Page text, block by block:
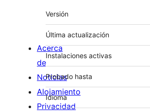
Meta
Versión
Última actualización
Instalaciones activas
Probado hasta
Idioma
Acerca
de
Noticias
Alojamiento
Privacidad